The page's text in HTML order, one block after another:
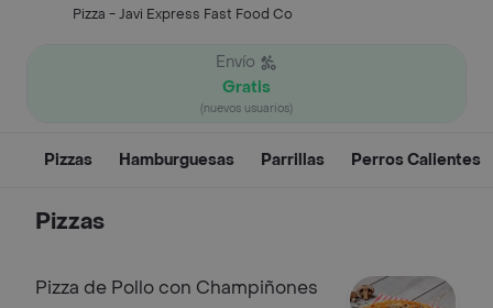
Pizza - Javi Express Fast Food Co
Envío
Gratis
(nuevos usuarios)
Pizzas Hamburguesas Parrillas Perros Calientes
Pizzas
Pizza de Pollo con Champiñones